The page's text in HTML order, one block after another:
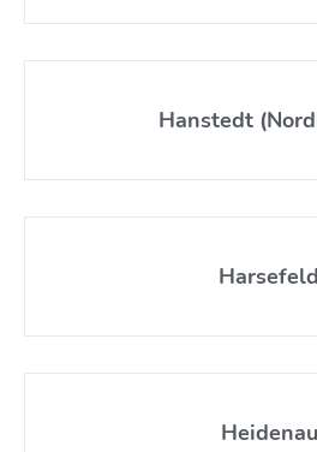
Hanstedt
Harsefeld
Heidenau